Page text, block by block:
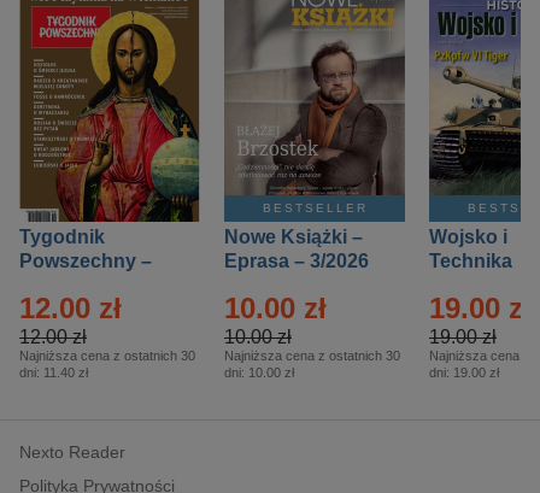
Tygodnik
Powszechny –
12.00 zł
12.00 zł
Najniższa cena z ostatnich 30
dni: 11.40 zł
BESTSELLER
Nowe Książki –
Eprasa – 3/2026
10.00 zł
10.00 zł
Najniższa cena z ostatnich 30
dni: 10.00 zł
Wojsko i
Technika
– 2/2026
19.00 zł
19.00 zł
Najniższa cena z
dni: 19.00 zł
Nexto Reader
Polityka Prywatności